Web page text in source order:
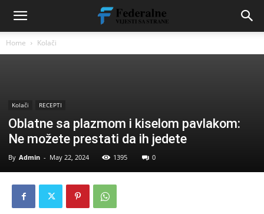
Home Kolači
Kolači RECEPTI
Oblatne sa plazmom i kiselom pavlakom:
Ne možete prestati da ih jedete
By Admin - May 22, 2024 1395 0